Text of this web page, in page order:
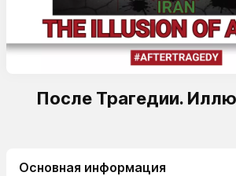
После Трагедии.
Основная информация